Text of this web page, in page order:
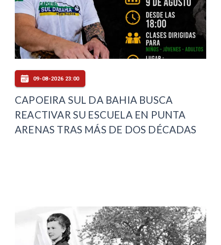
09-08-2026 23:00
CAPOEIRA SUL DA BAHIA BUSCA
REACTIVAR SU ESCUELA EN PUNTA
ARENAS TRAS MÁS DE DOS DÉCADAS